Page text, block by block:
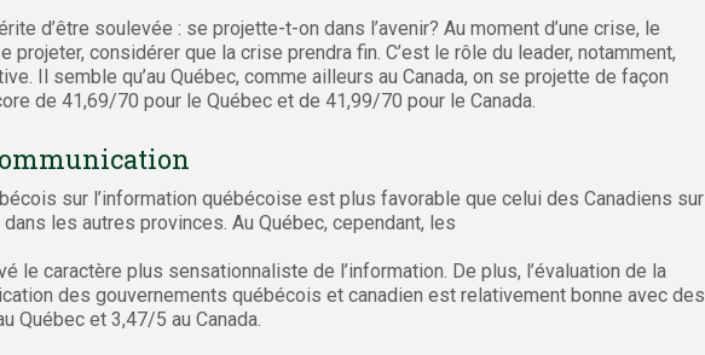
d’être soulevée : se projette-t-on dans l’avenir? Au moment d’une crise, le
projeter, considérer que la crise prendra fin. C’est le rôle du leader, notamment,
Il semble qu’au Québec, comme ailleurs au Canada, on se projette de façon
de 41,69/70 pour le Québec et de 41,99/70 pour le Canada.
sur l’information québécoise est plus favorable que celui des Canadiens sur
les autres provinces. Au Québec, cependant, les
le caractère plus sensationnaliste de l’information. De plus, l’évaluation de la
des gouvernements québécois et canadien est relativement bonne avec des
Québec et 3,47/5 au Canada.